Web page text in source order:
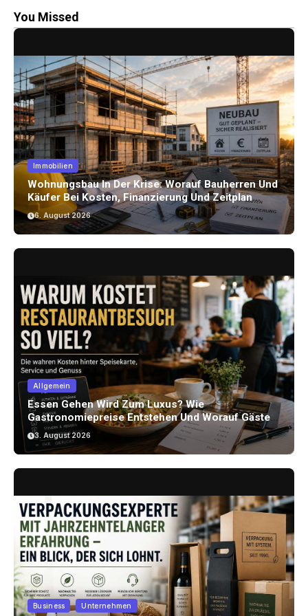
You Missed
Immobilien
Wohnungsbau In Der Krise: Worauf Bauherren Und
Käufer Bei Kosten, Finanzierung Und Zeitplan
Achten Sollten
6. August 2026
Allgemein
Essen Gehen Wird Zum Luxus? Wie
Gastronomiepreise Entstehen Und Worauf Gäste
Achten Können
3. August 2026
Business Unternehmen